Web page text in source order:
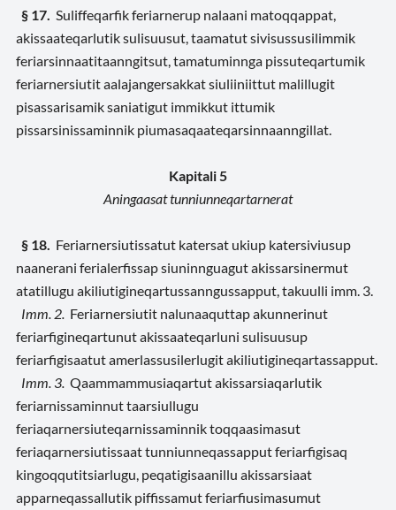
§ 17. Suliffeqarfik feriarnerup nalaani matoqqappat,
akissaateqarlutik sulisuusut, taamatut sivisussusilimmik
feriarsinnaatitaanngitsut, tamatuminnga pissuteqartumik
feriarnersiutit aalajangersakkat siuliiniittut malillugit
pisassarisamik saniatigut immikkut ittumik
pissarsinissaminnik piumasaqaateqarsinnaanngillat.
Kapitali 5
Aningaasat tunniunneqartarnerat
§ 18. Feriarnersiutissatut katersat ukiup katersiviusup
naanerani ferialerfissap siuninnguagut akissarsinermut
atatillugu akiliutigineqartussanngussapput, takuulli imm. 3.
Imm. 2. Feriarnersiutit nalunaaquttap akunnerinut
feriarfigineqartunut akissaateqarluni sulisuusup
feriarfigisaatut amerlassusilerlugit akiliutigineqartassapput.
Imm. 3. Qaammammusiaqartut akissarsiaqarlutik
feriarnissaminnut taarsiullugu
feriaqarnersiuteqarnissaminnik toqqaasimasut
feriaqarnersiutissaat tunniunneqassapput feriarfigisaq
kingoqqutitsiarlugu, peqatigisaanillu akissarsiaat
apparneqassallutik piffissamut feriarfiusimasumut